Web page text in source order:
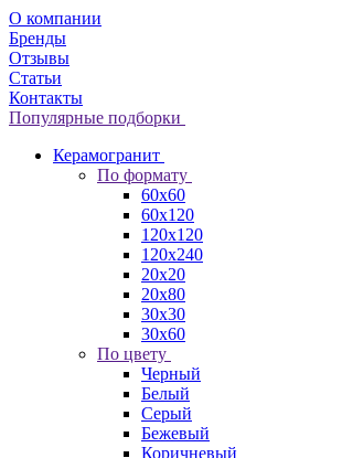
О компании
Бренды
Отзывы
Статьи
Контакты
Популярные подборки
Керамогранит
По формату
60x60
60x120
120x120
120x240
20x20
20x80
30x30
30x60
По цвету
Черный
Белый
Серый
Бежевый
Коричневый